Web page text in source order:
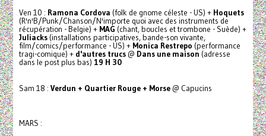
Ven 10 : Ramona Cordova (folk de gnome céleste - US) + Hoquets
(R'n'B/Punk/Chanson/N'importe quoi avec des instruments de
récupération - Belgie) + MAG (chant, boucles et trombone - Suède) +
Juliacks(installations participatives, bande-son vivante,
film/comics/performance - US) + Monica Restrepo (performance
tragi-comique) + d'autres trucs@ Dans une maison (adresse
dans le post plus bas) 19 H 30
Sam 18 : Verdun + Quartier Rouge + Morse@ Capucins
MARS :